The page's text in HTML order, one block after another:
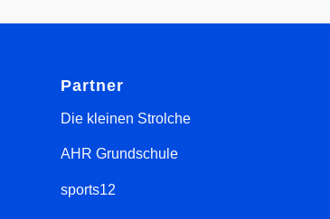
Partner
Die kleinen Strolche
AHR Grundschule
sports12